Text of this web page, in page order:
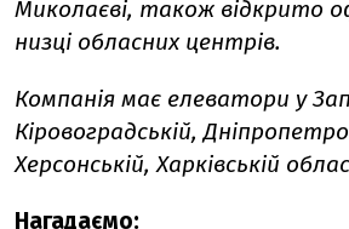
Миколаєві, також відкрито
низці обласних центрів.
Компанія має елеватори у
Кіровоградській,
Херсонській, Харківській
Нагадаємо: